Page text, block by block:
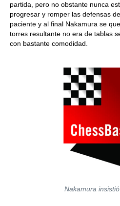
partida, pero no obstante nunca
progresar y romper las defensas
paciente y al final Nakamura se
torres resultante no era de tablas
con bastante comodidad.
Nakamura insistió